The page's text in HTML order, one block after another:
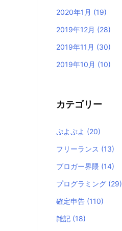
2020年1月 (19)
2019年12月 (28)
2019年11月 (30)
2019年10月 (10)
カテゴリー
ぷよぷよ (20)
フリーランス (13)
ブロガー界隈 (14)
プログラミング (29)
確定申告 (110)
雑記 (18)